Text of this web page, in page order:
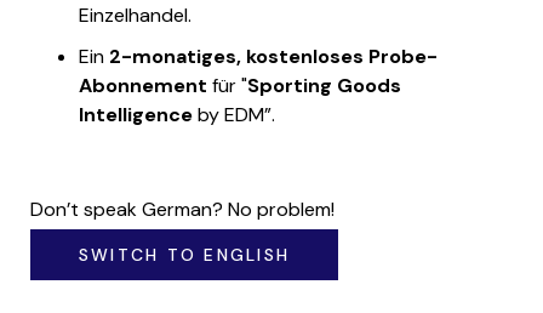
Einzelhandel.
Ein 2-monatiges, kostenloses Probe-
Abonnement für "Sporting Goods
Intelligenceby EDM”.
Don’t speak German? No problem!
SWITCH TO ENGLISH